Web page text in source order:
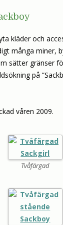
kläder och
många miner,
sätter gränser
på
våren 2009.
Tvåfärgad